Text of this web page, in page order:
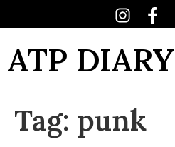
ATP DIARY
Tag: punk